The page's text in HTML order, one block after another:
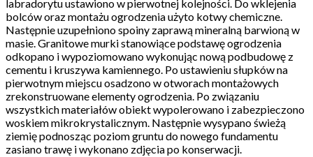
labradorytu ustawiono w pierwotnej kolejności. Do wklejenia
bolców oraz montażu ogrodzenia użyto kotwy chemiczne.
Następnie uzupełniono spoiny zaprawą mineralną barwioną w
masie. Granitowe murki stanowiące podstawę ogrodzenia
odkopano i wypoziomowano wykonując nową podbudowę z
cementu i kruszywa kamiennego. Po ustawieniu słupków na
pierwotnym miejscu osadzono w otworach montażowych
zrekonstruowane elementy ogrodzenia. Po związaniu
wszystkich materiałów obiekt wypolerowano i zabezpieczono
woskiem mikrokrystalicznym. Następnie wysypano świeżą
ziemię podnosząc poziom gruntu do nowego fundamentu
zasiano trawę i wykonano zdjęcia po konserwacji.